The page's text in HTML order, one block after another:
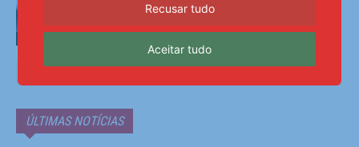
ÚLTIMAS NOTÍCIAS
Recusar tudo
Aceitar tudo